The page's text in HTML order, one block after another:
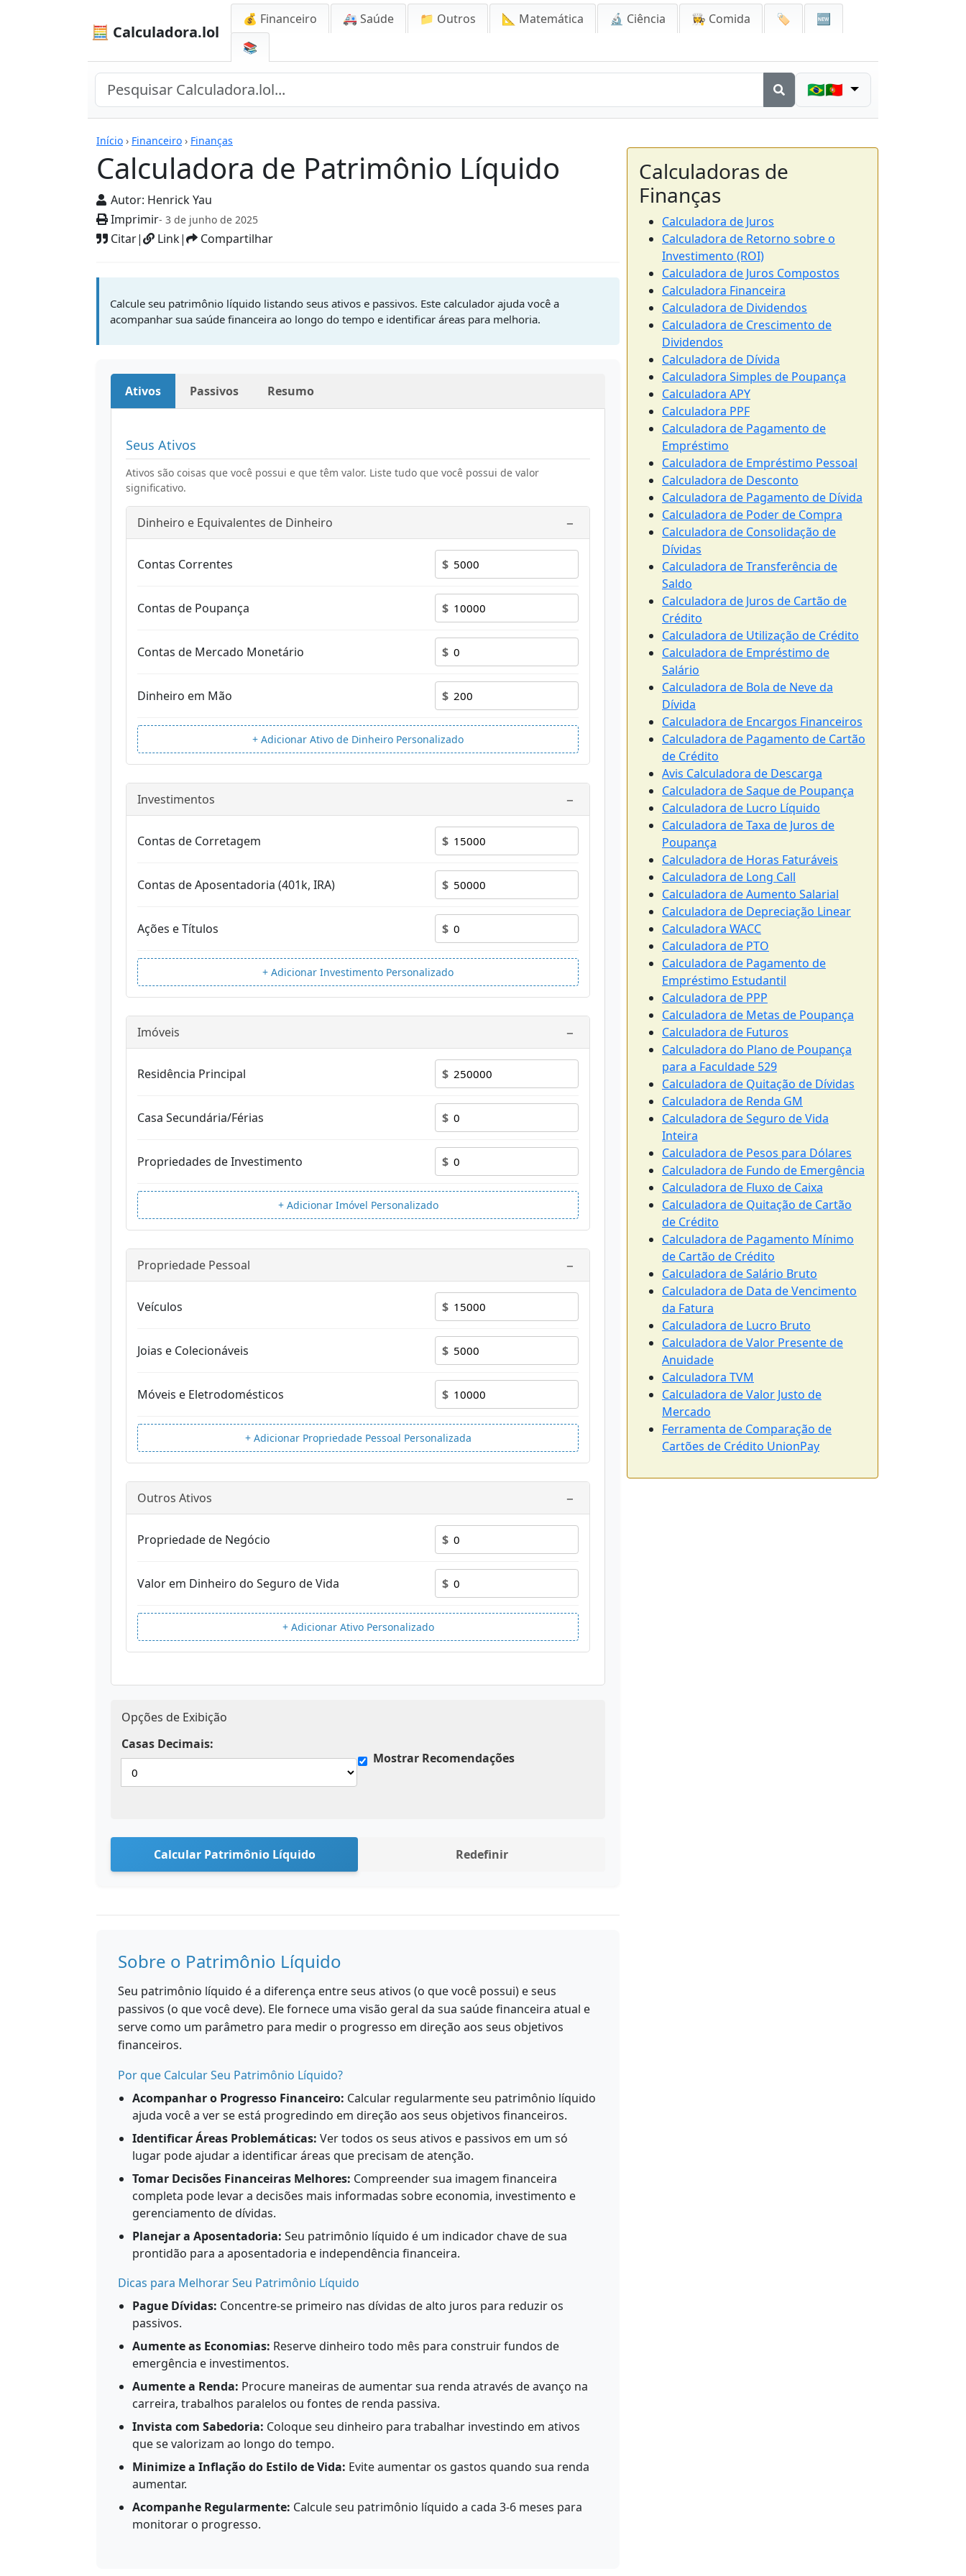
🧮 Calculadora.lol
💰 Financeiro 🚑 Saúde 📁 Outros 📐 Matemática 🔬 Ciência 👩‍🍳 Comida 🏷️
🆕
📚
🇧🇷🇵🇹
Início › Financeiro › Finanças
Calculadora de Patrimônio Líquido
Autor: Henrick Yau
Imprimir- 3 de junho de 2025
Citar| Link| Compartilhar
Calculadoras
Calcule seu patrimônio líquido listando seus ativos e passivos. Este calculador ajuda você a
acompanhar sua saúde financeira ao longo do tempo e identificar áreas para melhoria.
Ativos Passivos Resumo
Seus Ativos
Ativos são coisas que você possui e que têm valor. Liste tudo que você possui de valor
significativo.
Dinheiro e Equivalentes de Dinheiro −
Contas Correntes $
Contas de Poupança $
Contas de Mercado Monetário $
Dinheiro em Mão $
+ Adicionar Ativo de Dinheiro Personalizado
Investimentos −
Contas de Corretagem $
Contas de Aposentadoria (401k, IRA) $
Ações e Títulos $
+ Adicionar Investimento Personalizado
Imóveis −
Residência Principal $
Casa Secundária/Férias $
Propriedades de Investimento $
+ Adicionar Imóvel Personalizado
Propriedade Pessoal −
Veículos $
Joias e Colecionáveis $
Móveis e Eletrodomésticos $
+ Adicionar Propriedade Pessoal Personalizada
Outros Ativos −
Propriedade de Negócio $
Valor em Dinheiro do Seguro de Vida $
+ Adicionar Ativo Personalizado
Opções de Exibição
Casas Decimais:
Mostrar Recomendações
Calcular Patrimônio Líquido Redefinir
Sobre o Patrimônio Líquido
Seu patrimônio líquido é a diferença entre seus ativos (o que você possui) e seus
passivos (o que você deve). Ele fornece uma visão geral da sua saúde financeira atual e
serve como um parâmetro para medir o progresso em direção aos seus objetivos
financeiros.
Por que Calcular Seu Patrimônio Líquido?
Acompanhar o Progresso Financeiro: Calcular regularmente seu patrimônio líquido
ajuda você a ver se está progredindo em direção aos seus objetivos financeiros.
Identificar Áreas Problemáticas: Ver todos os seus ativos e passivos em um só
lugar pode ajudar a identificar áreas que precisam de atenção.
Tomar Decisões Financeiras Melhores: Compreender sua imagem financeira
completa pode levar a decisões mais informadas sobre economia, investimento e
gerenciamento de dívidas.
Planejar a Aposentadoria: Seu patrimônio líquido é um indicador chave de sua
prontidão para a aposentadoria e independência financeira.
Dicas para Melhorar Seu Patrimônio Líquido
Pague Dívidas: Concentre-se primeiro nas dívidas de alto juros para reduzir os
passivos.
Aumente as Economias: Reserve dinheiro todo mês para construir fundos de
emergência e investimentos.
Aumente a Renda: Procure maneiras de aumentar sua renda através de avanço na
carreira, trabalhos paralelos ou fontes de renda passiva.
Invista com Sabedoria: Coloque seu dinheiro para trabalhar investindo em ativos
que se valorizam ao longo do tempo.
Minimize a Inflação do Estilo de Vida: Evite aumentar os gastos quando sua renda
aumentar.
Acompanhe Regularmente: Calcule seu patrimônio líquido a cada 3-6 meses para
monitorar o progresso.
Calculadoras de
Finanças
Calculadora de Juros
Calculadora de Retorno sobre o
Investimento (ROI)
Calculadora de Juros Compostos
Calculadora Financeira
Calculadora de Dividendos
Calculadora de Crescimento de
Dividendos
Calculadora de Dívida
Calculadora Simples de Poupança
Calculadora APY
Calculadora PPF
Calculadora de Pagamento de
Empréstimo
Calculadora de Empréstimo Pessoal
Calculadora de Desconto
Calculadora de Pagamento de Dívida
Calculadora de Poder de Compra
Calculadora de Consolidação de
Dívidas
Calculadora de Transferência de
Saldo
Calculadora de Juros de Cartão de
Crédito
Calculadora de Utilização de Crédito
Calculadora de Empréstimo de
Salário
Calculadora de Bola de Neve da
Dívida
Calculadora de Encargos Financeiros
Calculadora de Pagamento de Cartão
de Crédito
Avis Calculadora de Descarga
Calculadora de Saque de Poupança
Calculadora de Lucro Líquido
Calculadora de Taxa de Juros de
Poupança
Calculadora de Horas Faturáveis
Calculadora de Long Call
Calculadora de Aumento Salarial
Calculadora de Depreciação Linear
Calculadora WACC
Calculadora de PTO
Calculadora de Pagamento de
Empréstimo Estudantil
Calculadora de PPP
Calculadora de Metas de Poupança
Calculadora de Futuros
Calculadora do Plano de Poupança
para a Faculdade 529
Calculadora de Quitação de Dívidas
Calculadora de Renda GM
Calculadora de Seguro de Vida
Inteira
Calculadora de Pesos para Dólares
Calculadora de Fundo de Emergência
Calculadora de Fluxo de Caixa
Calculadora de Quitação de Cartão
de Crédito
Calculadora de Pagamento Mínimo
de Cartão de Crédito
Calculadora de Salário Bruto
Calculadora de Data de Vencimento
da Fatura
Calculadora de Lucro Bruto
Calculadora de Valor Presente de
Anuidade
Calculadora TVM
Calculadora de Valor Justo de
Mercado
Ferramenta de Comparação de
Cartões de Crédito UnionPay